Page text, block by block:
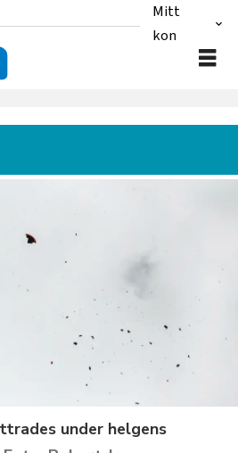
Mitt
konto
under helgens